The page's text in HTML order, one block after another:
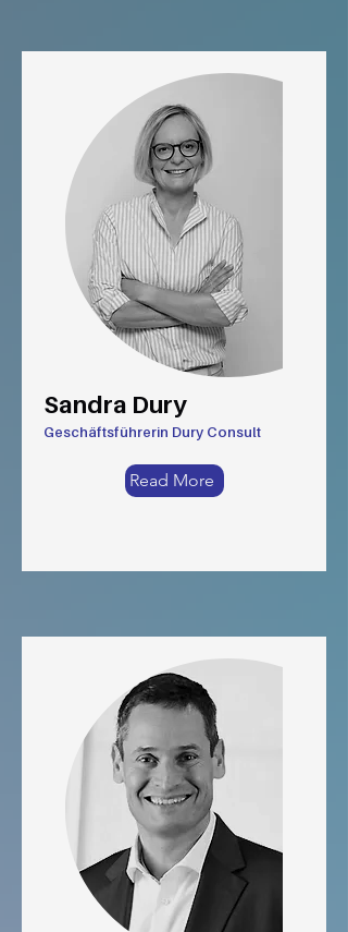
Sandra Dury
Geschäftsführerin Dury Consult
Read More